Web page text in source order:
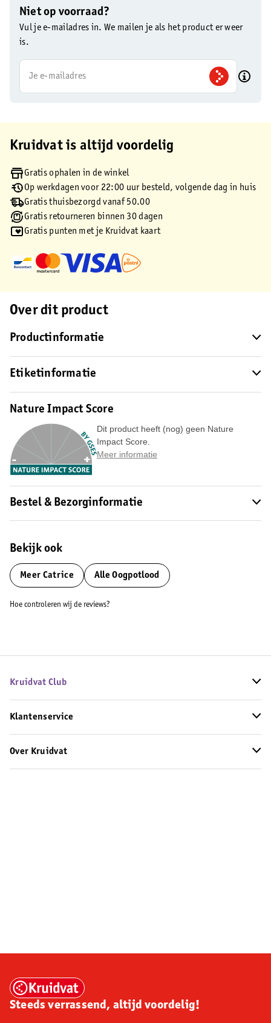
Niet op voorraad?
Vul je e-mailadres in. We mailen je als het product er weer
is.
Je e-mailadres
Kruidvat is altijd voordelig
Gratis ophalen in de winkel
Op werkdagen voor 22:00 uur besteld, volgende dag in huis
Gratis thuisbezorgd vanaf 50.00
Gratis retourneren binnen 30 dagen
Gratis punten met je Kruidvat kaart
Over dit product
Productinformatie
Etiketinformatie
Nature Impact Score
Dit product heeft (nog) geen Nature
Impact Score.
Meer informatie
Bestel & Bezorginformatie
Bekijk ook
Meer Catrice Alle Oogpotlood
Hoe controleren wij de reviews?
Kruidvat Club
Klantenservice
Over Kruidvat
Steeds verrassend, altijd voordelig!